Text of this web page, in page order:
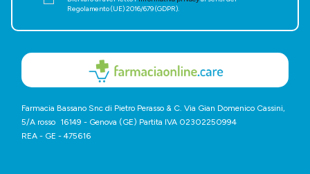
Regolamento (UE) 2016/679 (GDPR).
Farmacia Bassano Snc di Pietro Perasso & C. Via Gian Domenico Cassini,
5/A rosso 16149 - Genova (GE) Partita IVA 02302250994
REA - GE - 475616